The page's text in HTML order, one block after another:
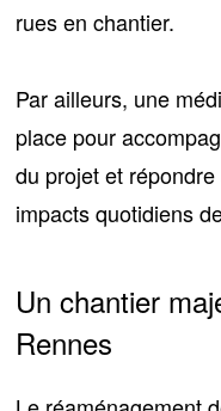
rues en chantier.
Par ailleurs, une
place pour
du projet et
impacts quotidiens
Un chantier
Rennes